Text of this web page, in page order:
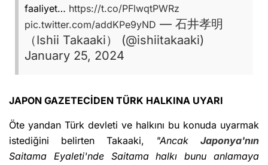
faaliyet… https://t.co/PFlwqtPWRz
pic.twitter.com/addKPe9yND — 石井孝明
（Ishii Takaaki） (@ishiitakaaki)
January 25, 2024
JAPON GAZETECİDEN TÜRK HALKINA UYARI
Öte yandan Türk devleti ve halkını bu konuda uyarmak
istediğini belirten Takaaki, "Ancak Japonya'nın
Saitama Eyaleti'nde Saitama halkı bunu anlamaya